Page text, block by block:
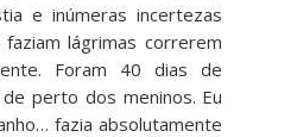
e inúmeras incertezas
lágrimas correrem
Foram 40 dias de
perto dos meninos. Eu
fazia absolutamente